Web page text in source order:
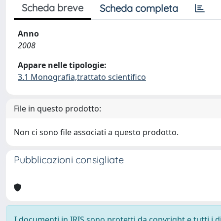
Scheda breve Scheda completa
Anno
2008
Appare nelle tipologie:
3.1 Monografia,trattato scientifico
File in questo prodotto:
Non ci sono file associati a questo prodotto.
Pubblicazioni consigliate